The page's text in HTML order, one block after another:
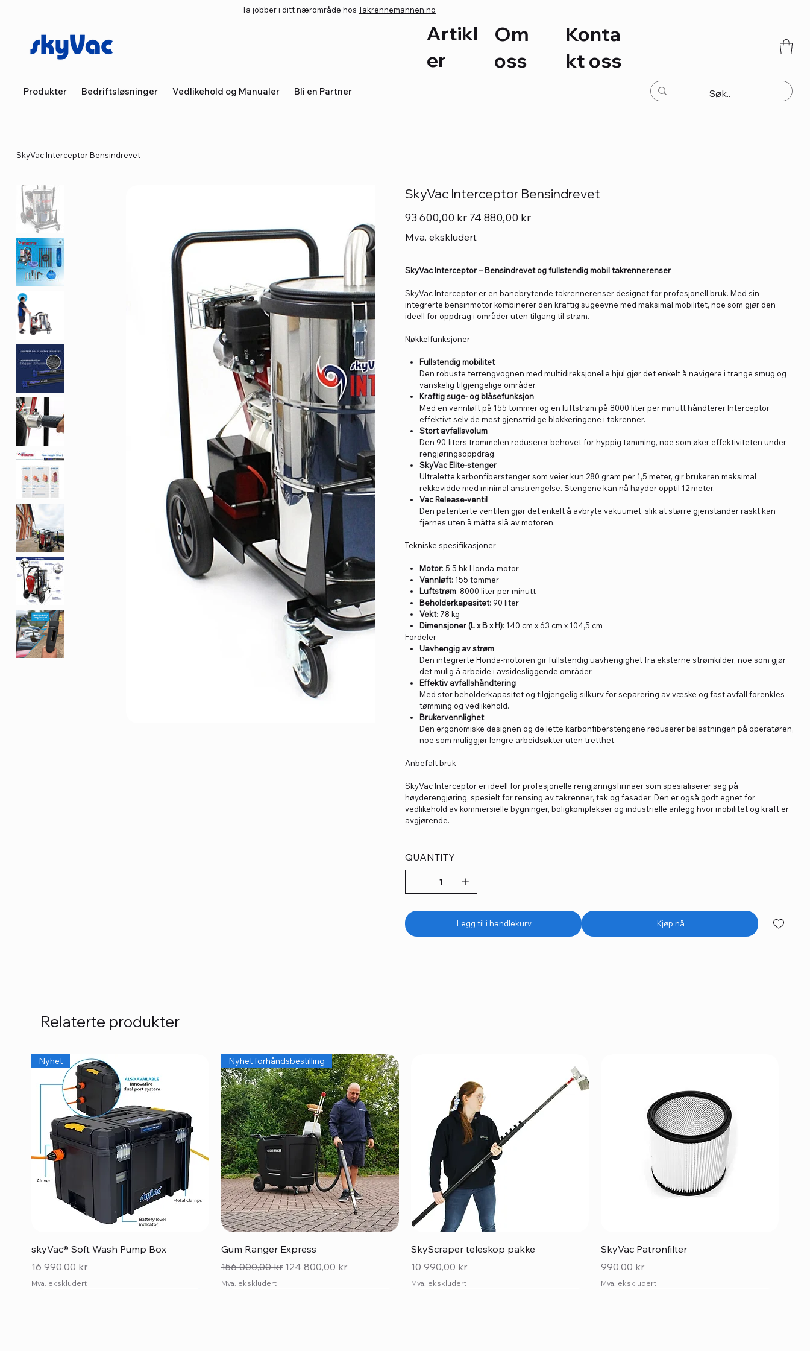
Ta jobber i ditt nærområde hos Takrennemannen.no
Artikl
er
Om
oss
Konta
kt oss
Produkter Bedriftsløsninger Vedlikehold og Manualer Bli en Partner
SkyVac Interceptor Bensindrevet
SkyVac Interceptor Bensindrevet
Originalpris
93 600,00 kr Salgspris
74 880,00 kr
Mva. ekskludert
SkyVac Interceptor – Bensindrevet og fullstendig mobil takrennerenser
SkyVac Interceptor er en banebrytende takrennerenser designet for profesjonell bruk. Med sin
integrerte bensinmotor kombinerer den kraftig sugeevne med maksimal mobilitet, noe som gjør den
ideell for oppdrag i områder uten tilgang til strøm.
Nøkkelfunksjoner
Fullstendig mobilitet
Den robuste terrengvognen med multidireksjonelle hjul gjør det enkelt å navigere i trange smug og
vanskelig tilgjengelige områder.
Kraftig suge- og blåsefunksjon
Med en vannløft på 155 tommer og en luftstrøm på 8000 liter per minutt håndterer Interceptor
effektivt selv de mest gjenstridige blokkeringene i takrenner.
Stort avfallsvolum
Den 90-liters trommelen reduserer behovet for hyppig tømming, noe som øker effektiviteten under
rengjøringsoppdrag.
SkyVac Elite-stenger
Ultralette karbonfiberstenger som veier kun 280 gram per 1,5 meter, gir brukeren maksimal
rekkevidde med minimal anstrengelse. Stengene kan nå høyder opptil 12 meter.
Vac Release-ventil
Den patenterte ventilen gjør det enkelt å avbryte vakuumet, slik at større gjenstander raskt kan
fjernes uten å måtte slå av motoren.
Tekniske spesifikasjoner
Motor: 5,5 hk Honda-motor
Vannløft: 155 tommer
Luftstrøm: 8000 liter per minutt
Beholderkapasitet: 90 liter
Vekt: 78 kg
Dimensjoner (L x B x H): 140 cm x 63 cm x 104,5 cm
Fordeler
Uavhengig av strøm
Den integrerte Honda-motoren gir fullstendig uavhengighet fra eksterne strømkilder, noe som gjør
det mulig å arbeide i avsidesliggende områder.
Effektiv avfallshåndtering
Med stor beholderkapasitet og tilgjengelig silkurv for separering av væske og fast avfall forenkles
tømming og vedlikehold.
Brukervennlighet
Den ergonomiske designen og de lette karbonfiberstengene reduserer belastningen på operatøren,
noe som muliggjør lengre arbeidsøkter uten tretthet.
Anbefalt bruk
SkyVac Interceptor er ideell for profesjonelle rengjøringsfirmaer som spesialiserer seg på
høyderengjøring, spesielt for rensing av takrenner, tak og fasader. Den er også godt egnet for
vedlikehold av kommersielle bygninger, boligkomplekser og industrielle anlegg hvor mobilitet og kraft er
avgjørende.
QUANTITY
Legg til i handlekurv Kjøp nå
Relaterte produkter
Hurtigvisning
Nyhet
skyVac® Soft Wash Pump Box
Pris
16 990,00 kr
Mva. ekskludert
Hurtigvisning
Nyhet forhåndsbestilling
Gum Ranger Express
Vanlig pris
156 000,00 kr Salgspris
124 800,00 kr
Mva. ekskludert
Hurtigvisning
SkyScraper teleskop pakke
Pris
10 990,00 kr
Mva. ekskludert
Hurtigvisning
SkyVac Patronfilter
Pris
990,00 kr
Mva. ekskludert